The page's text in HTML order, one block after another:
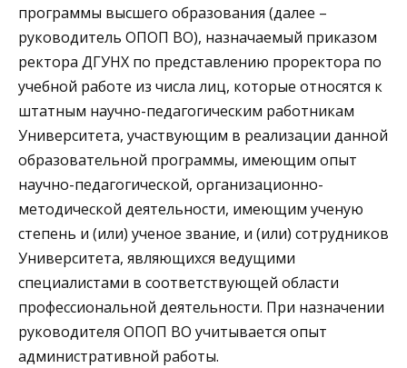
программы высшего образования (далее –
руководитель ОПОП ВО), назначаемый приказом
ректора ДГУНХ по представлению проректора по
учебной работе из числа лиц, которые относятся к
штатным научно-педагогическим работникам
Университета, участвующим в реализации данной
образовательной программы, имеющим опыт
научно-педагогической, организационно-
методической деятельности, имеющим ученую
степень и (или) ученое звание, и (или) сотрудников
Университета, являющихся ведущими
специалистами в соответствующей области
профессиональной деятельности. При назначении
руководителя ОПОП ВО учитывается опыт
административной работы.